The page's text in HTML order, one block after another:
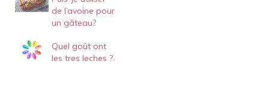
autocuiseur. D'une
manière générale, la
frire et cuire du poulet
sous pression
de l’avoine pour
un gâteau?
Quel goût ont
les tres leches ?